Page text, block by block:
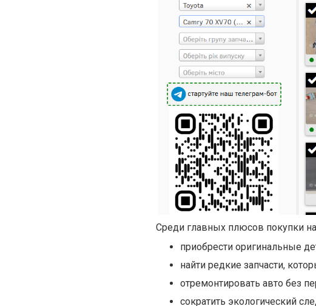
Среди главных плюсов покупки
приобрести оригинальные
найти редкие запчасти,
отремонтировать авто без
сократить экологический